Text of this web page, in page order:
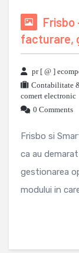
Frisbo
facturare,
pr [ @ ]
Contabilitate
comert electronic
0 Comments
Frisbo si
ca au
gestionarea
modului in